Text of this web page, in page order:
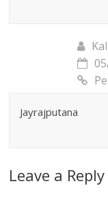
Jayrajputana
Leave a Reply